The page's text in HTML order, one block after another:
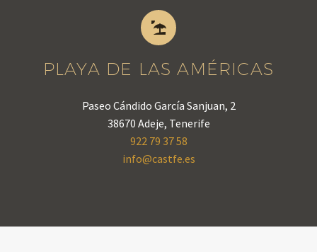


PLAYA DE LAS AMÉRICAS
Paseo Cándido García Sanjuan, 2
38670 Adeje, Tenerife
922 79 37 58
info@castfe.es